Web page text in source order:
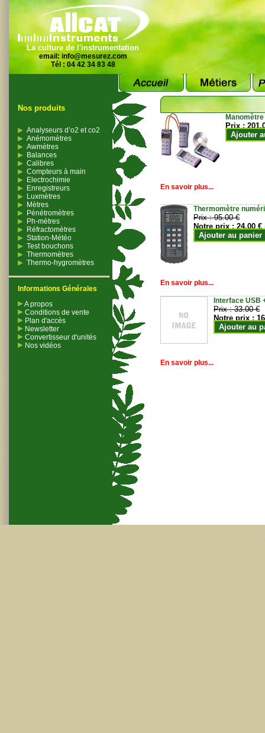
La culture de l'instrumentation
email: info@mesurez.com
Tél : 04 42 34 83 48
Nos produits
Analyseurs d’o2 et co2
Anémomètres
Awmètres
Balances
Calibres
Compteurs à main
Electrochimie
Enregistreurs
Luxmètres
Mètres
Pénétromètres
Ph-mètres
Réfractomètres
Station-Météo
Test bouchons
Thermomètres
Thermo-hygromètres
Informations Générales
A propos
Conditions de vente
Plan d'accès
Newsletter
Convertisseur d'unités
Nos vidéos
Prix :
Ajouter
En savoir plus...
Thermomètre
Prix :95.00 €
Notre prix :24.00 €
Ajouter au panier
En savoir plus...
Interface USB
Prix :33.00 €
Notre prix :
Ajouter au
En savoir plus...